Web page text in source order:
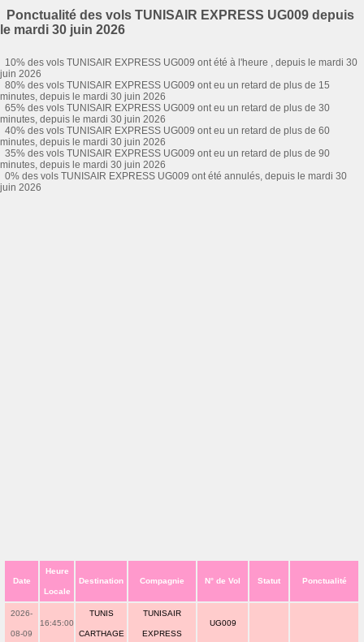
Ponctualité des vols TUNISAIR EXPRESS UG009 depuis
le mardi 30 juin 2026
10% des vols TUNISAIR EXPRESS UG009 ont été à l'heure , depuis le mardi 30
juin 2026
80% des vols TUNISAIR EXPRESS UG009 ont eu un retard de plus de 15
minutes, depuis le mardi 30 juin 2026
65% des vols TUNISAIR EXPRESS UG009 ont eu un retard de plus de 30
minutes, depuis le mardi 30 juin 2026
40% des vols TUNISAIR EXPRESS UG009 ont eu un retard de plus de 60
minutes, depuis le mardi 30 juin 2026
35% des vols TUNISAIR EXPRESS UG009 ont eu un retard de plus de 90
minutes, depuis le mardi 30 juin 2026
0% des vols TUNISAIR EXPRESS UG009 ont été annulés, depuis le mardi 30
juin 2026
Date
Heure
Locale
Destination Compagnie N° de Vol Statut Ponctualité
2026-
08-09
16:45:00
TUNIS
CARTHAGE
TUNISAIR
EXPRESS
UG009